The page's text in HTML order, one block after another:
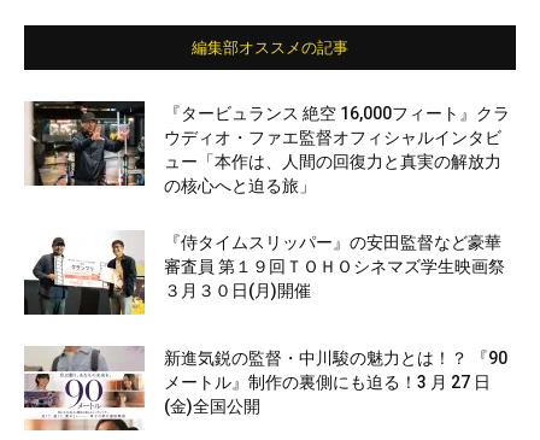
編集部オススメの記事
『タービュランス 絶空 16,000フィート』クラ
ウディオ・ファエ監督オフィシャルインタビ
ュー「本作は、人間の回復力と真実の解放力
の核心へと迫る旅」
『侍タイムスリッパー』の安田監督など豪華
審査員 第１９回ＴＯＨＯシネマズ学生映画祭
３月３０日(月)開催
新進気鋭の監督・中川駿の魅力とは！？ 『90
メートル』制作の裏側にも迫る！3 月 27 日
(金)全国公開